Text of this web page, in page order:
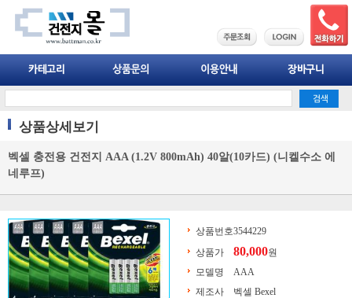
상품상세보기
벡셀 충전용 건전지 AAA (1.2V 800mAh) 40알(10카드) (니켈수소 에
네루프)
상품번호3544229
상품가
80,000원
모델명
AAA
제조사
벡셀 Bexel